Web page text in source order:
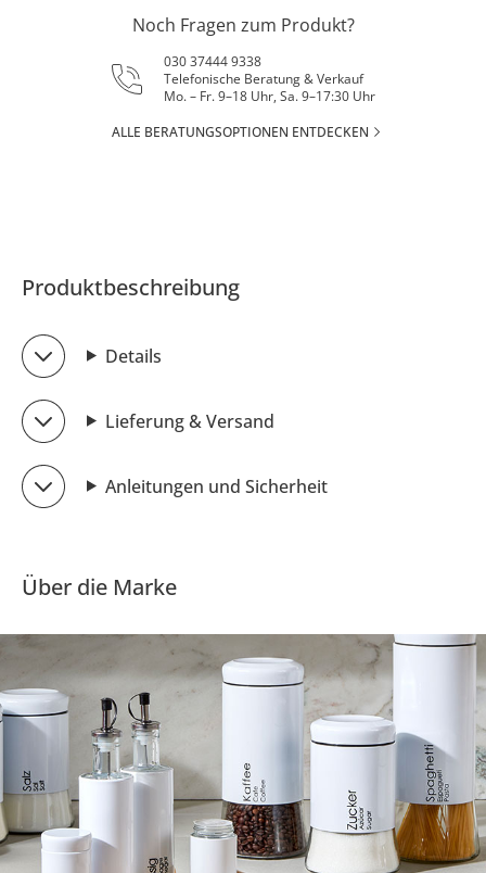
Noch Fragen zum Produkt?
030 37444 9338
Telefonische Beratung & Verkauf
Mo. – Fr. 9–18 Uhr, Sa. 9–17:30 Uhr
ALLE BERATUNGSOPTIONEN ENTDECKEN
Produktbeschreibung
Details
Lieferung & Versand
Anleitungen und Sicherheit
Über die Marke